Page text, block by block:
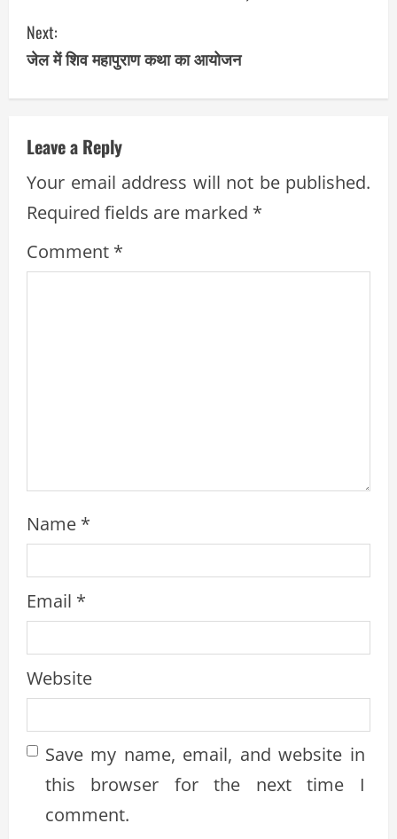
n
n
u
e
R
g
Next:
जेल में शिव महापुराण कथा का आयोजन
Leave a Reply
Your email address will not be published.
Required fields are marked *
Comment *
Name *
Email *
Website
Save my name, email, and website in
this browser for the next time I
comment.